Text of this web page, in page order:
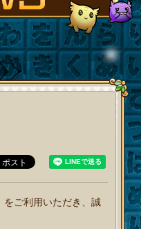
をご利用いただき、誠